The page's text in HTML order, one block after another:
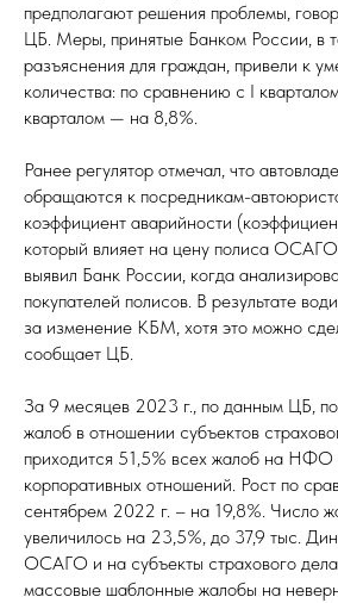
предполагают решения проблемы,
ЦБ. Меры, принятые Банком России, в
разъяснения для граждан, привели к
количества: по сравнению с I
кварталом — на 8,8%.
Ранее регулятор отмечал, что
обращаются к посредникам-
коэффициент аварийности
который влияет на цену полиса
выявил Банк России, когда
покупателей полисов. В результате
за изменение КБМ, хотя это можно
сообщает ЦБ.
За 9 месяцев 2023 г., по данным ЦБ,
жалоб в отношении субъектов
приходится 51,5% всех жалоб на НФО
корпоративных отношений. Рост по
сентябрем 2022 г. – на 19,8%. Число
увеличилось на 23,5%, до 37,9 тыс.
ОСАГО и на субъекты страхового
массовые шаблонные жалобы на